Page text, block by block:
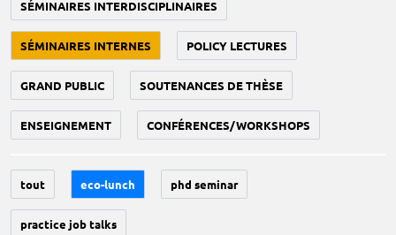
SÉMINAIRES INTERDISCIPLINAIRES
SÉMINAIRES INTERNES POLICY LECTURES
GRAND PUBLIC SOUTENANCES DE THÈSE
ENSEIGNEMENT CONFÉRENCES/WORKSHOPS
tout eco-lunch phd seminar
practice job talks